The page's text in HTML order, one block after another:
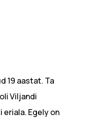
19 aastat. Ta
Viljandi
Egely on